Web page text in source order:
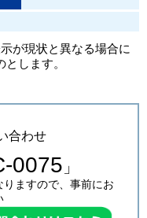
が現状と異なる場合に
します。
合わせ
0075 」
ますので、事前にお